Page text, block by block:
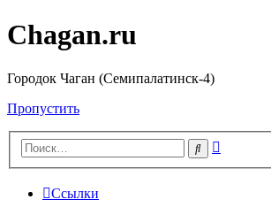
Chagan.ru
Городок Чаган (Семипалатинск-4)
Пропустить
Поиск
Ссылки